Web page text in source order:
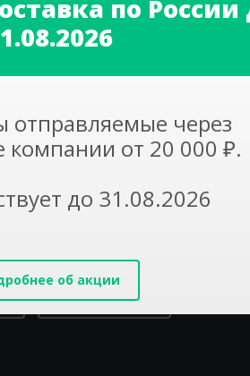
по России
отправляемые через
компании от 20 000 ₽.
до 31.08.2026
об акции
Написать письмо